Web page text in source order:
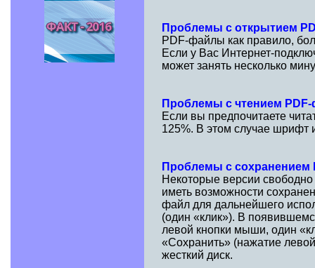
Проблемы с открытием
PDF-файлы как правило,
Если у Вас Интернет-
может занять несколько
Проблемы с чтением
Если вы предпочитаете
125%. В этом случае шрифт
Проблемы с сохранением
Некоторые версии
иметь возможности
файл для дальнейшего
(один «клик»). В
левой кнопки мыши, один
«Сохранить» (нажатие
жесткий диск.